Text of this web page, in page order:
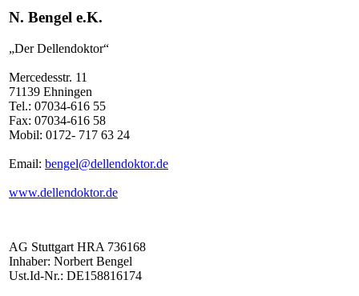
N. Bengel e.K.
„Der Dellendoktor“
Mercedesstr. 11
71139 Ehningen
Tel.: 07034-616 55
Fax: 07034-616 58
Mobil: 0172- 717 63 24
Email: bengel@dellendoktor.de
www.dellendoktor.de
AG Stuttgart HRA 736168
Inhaber: Norbert Bengel
Ust.Id-Nr.: DE158816174